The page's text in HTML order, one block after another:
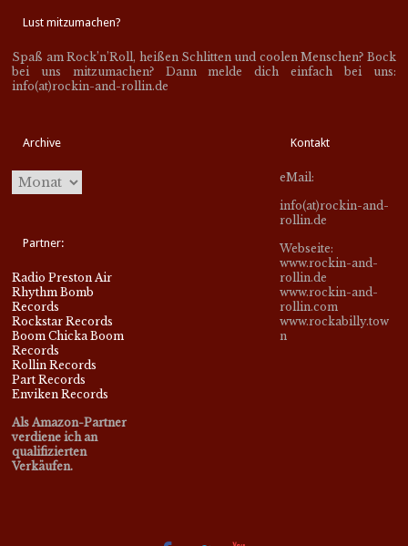
Lust mitzumachen?
Spaß am Rock’n’Roll, heißen Schlitten und coolen Menschen? Bock
bei uns mitzumachen? Dann melde dich einfach bei uns:
info(at)rockin-and-rollin.de
Archive
Partner:
Radio Preston Air
Rhythm Bomb
Records
Rockstar Records
Boom Chicka Boom
Records
Rollin Records
Part Records
Enviken Records
Als Amazon-Partner
verdiene ich an
qualifizierten
Verkäufen.
Kontakt
eMail:
info(at)rockin-and-
rollin.de
Webseite:
www.rockin-and-
rollin.de
www.rockin-and-
rollin.com
www.rockabilly.tow
n